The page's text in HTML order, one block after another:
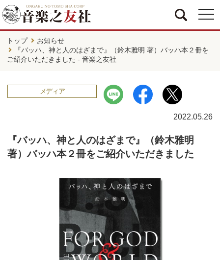
トップ
お知らせ
『バッハ、神と人のはざまで』（鈴木雅明 著）バッハ本２冊を
ご紹介いただきました - 音楽之友社
メディア
2022.05.26
『バッハ、神と人のはざまで』（鈴木雅明
著）バッハ本２冊をご紹介いただきました